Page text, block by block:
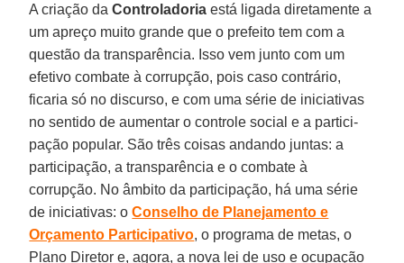
A criação daControladoria está liga­da diretamente a
um apreço muito gran­de que o prefeito tem com a
questão da transparência. Isso vem junto com um
efetivo combate à corrupção, pois caso contrário,
ficaria só no discurso, e com uma série de iniciativas
no sentido de aumentar o controle social e a partici­
pação popular. São três coisas andan­do juntas: a
participação, a transparên­cia e o combate à
corrupção. No âmbi­to da participação, há uma série
de ini­ciativas: oConselho de Planejamento e
Orçamento Participativo, o programa de metas, o
Plano Diretor e, agora, a no­va lei de uso e ocupação